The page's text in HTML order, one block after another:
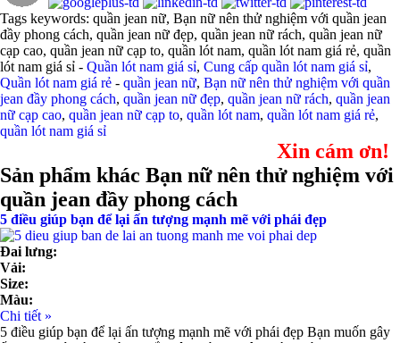
Tags keywords: quần jean nữ, Bạn nữ nên thử nghiệm với quần jean
đầy phong cách, quần jean nữ đẹp, quần jean nữ rách, quần jean nữ
cạp cao, quần jean nữ cạp to, quần lót nam, quần lót nam giá rẻ, quần
lót nam giá sỉ - Quần lót nam giá sỉ, Cung cấp quần lót nam giá sỉ,
Quần lót nam giá rẻ - quần jean nữ, Bạn nữ nên thử nghiệm với quần
jean đầy phong cách, quần jean nữ đẹp, quần jean nữ rách, quần jean
nữ cạp cao, quần jean nữ cạp to, quần lót nam, quần lót nam giá rẻ,
quần lót nam giá sỉ
Xin cám ơn!
Sản phẩm khác Bạn nữ nên thử nghiệm với
quần jean đầy phong cách
5 điều giúp bạn để lại ấn tượng mạnh mẽ với phái đẹp
Đai lưng:
Vải:
Size:
Màu:
Chi tiết »
5 điều giúp bạn để lại ấn tượng mạnh mẽ với phái đẹp Bạn muốn gây